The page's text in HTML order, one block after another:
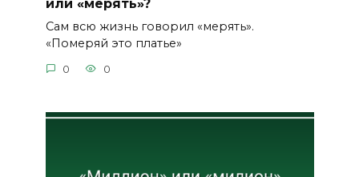
или «мерять»?
Сам всю жизнь говорил «мерять».
«Померяй это платье»
0 0